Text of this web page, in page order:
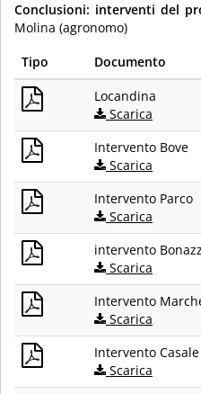
Conclusioni: interventi del
Molina (agronomo)
Tipo
Documento
Locandina
Scarica
Intervento Bove
Scarica
Intervento Parco
Scarica
intervento
Scarica
Intervento
Scarica
Intervento Casale
Scarica